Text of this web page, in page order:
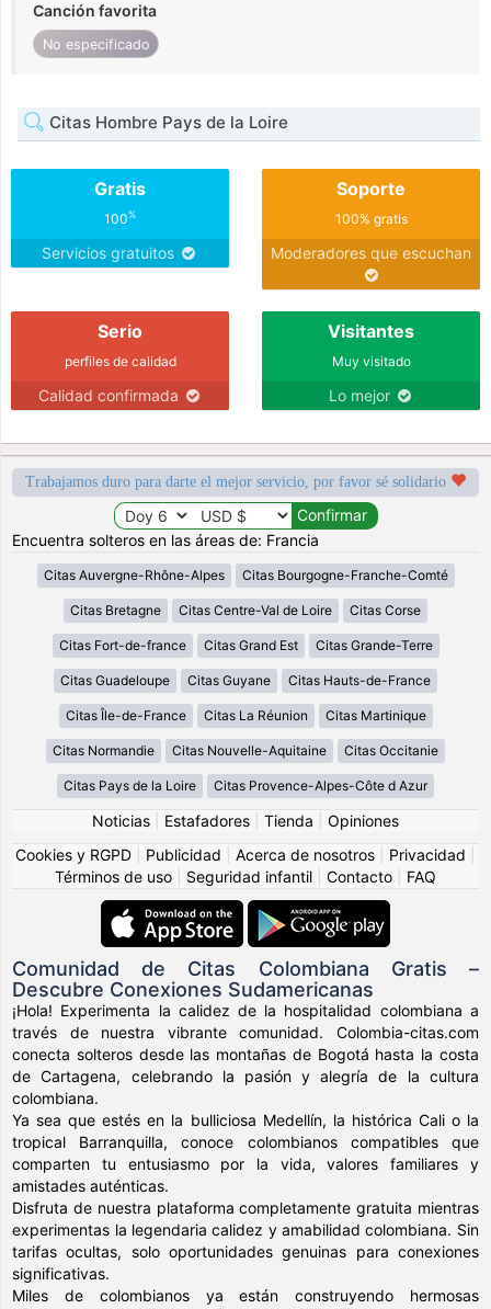
Canción favorita
No especificado
Citas Hombre Pays de la Loire
Gratis
100%
Servicios gratuitos
Soporte
100% gratis
Moderadores que escuchan
Serio
perfiles de calidad
Calidad confirmada
Visitantes
Muy visitado
Lo mejor
Trabajamos duro para darte el mejor servicio, por favor sé solidario
Encuentra solteros en las áreas de: Francia
Citas Auvergne-Rhône-Alpes Citas Bourgogne-Franche-Comté
Citas Bretagne Citas Centre-Val de Loire Citas Corse
Citas Fort-de-france Citas Grand Est Citas Grande-Terre
Citas Guadeloupe Citas Guyane Citas Hauts-de-France
Citas Île-de-France Citas La Réunion Citas Martinique
Citas Normandie Citas Nouvelle-Aquitaine Citas Occitanie
Citas Pays de la Loire Citas Provence-Alpes-Côte d Azur
Noticias Estafadores Tienda
Opiniones
Cookies y RGPD
Publicidad Acerca de nosotros Privacidad
Términos de uso
Seguridad infantil Contacto FAQ
Comunidad de Citas Colombiana Gratis –
Descubre Conexiones Sudamericanas
¡Hola! Experimenta la calidez de la hospitalidad colombiana a
través de nuestra vibrante comunidad. Colombia-citas.com
conecta solteros desde las montañas de Bogotá hasta la costa
de Cartagena, celebrando la pasión y alegría de la cultura
colombiana.
Ya sea que estés en la bulliciosa Medellín, la histórica Cali o la
tropical Barranquilla, conoce colombianos compatibles que
comparten tu entusiasmo por la vida, valores familiares y
amistades auténticas.
Disfruta de nuestra plataforma completamente gratuita mientras
experimentas la legendaria calidez y amabilidad colombiana. Sin
tarifas ocultas, solo oportunidades genuinas para conexiones
significativas.
Miles de colombianos ya están construyendo hermosas